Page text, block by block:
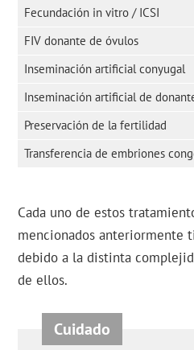
Fecundación in vitro / ICSI
FIV donante de óvulos
Inseminación artificial conyugal
Inseminación artificial de
Preservación de la fertilidad
Transferencia de embriones
Cada uno de estos
mencionados anteriormente
debido a la distinta
de ellos.